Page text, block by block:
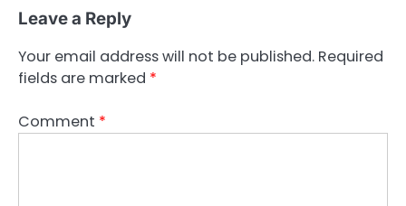
Leave a Reply
Your email address will not be published. Required
fields are marked *
Comment *